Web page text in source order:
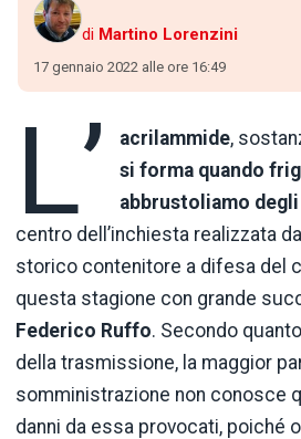
di Martino Lorenzini
17 gennaio 2022 alle ore 16:49
L’ acrilammide,
si forma quando
abbrustoliamo
centro dell’inchiesta realizzata
storico contenitore a difesa del
questa stagione con grande
Federico Ruffo. Secondo
della trasmissione, la maggior
somministrazione non conosce
danni da essa provocati, poiché